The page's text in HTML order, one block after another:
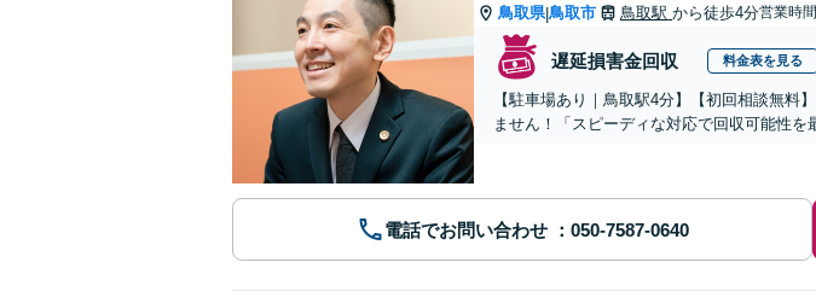
鳥取県|鳥取市 鳥取駅 から徒歩4分営業時
遅延損害金回収 料金表を見る
【駐車場あり｜鳥取駅4分】【初回相談無料
ません！「スピーディな対応で回収可能性を
電話でお問い合わせ